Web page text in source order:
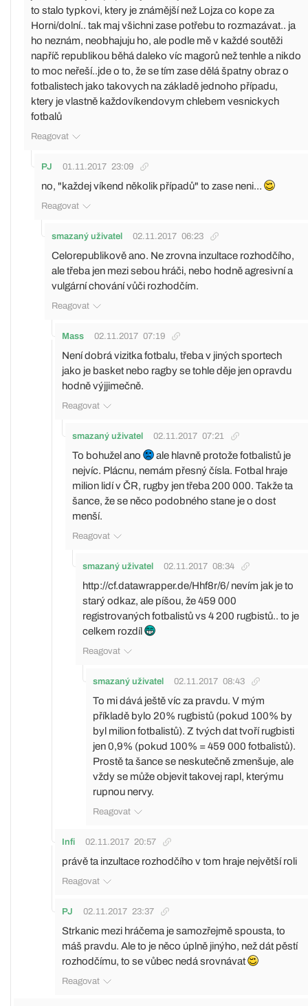
to stalo typkovi, ktery je známější než Lojza co kope za
Horni/dolní.. tak maj všichni zase potřebu to rozmazávat.. ja
ho neznám, neobhajuju ho, ale podle mě v každé soutěži
napříč republikou běhá daleko víc magorů než tenhle a nikdo
to moc neřeší..jde o to, že se tím zase dělá špatny obraz o
fotbalistech jako takovych na základě jednoho případu,
ktery je vlastně každovíkendovym chlebem vesnickych
fotbalů
Reagovat
PJ 01.11.2017 23:09
no, "každej víkend několik případů" to zase neni...
Reagovat
smazaný uživatel 02.11.2017 06:23
Celorepublikově ano. Ne zrovna inzultace rozhodčího,
ale třeba jen mezi sebou hráči, nebo hodně agresivní a
vulgární chování vůči rozhodčím.
Reagovat
Mass 02.11.2017 07:19
Není dobrá vizitka fotbalu, třeba v jiných sportech
jako je basket nebo ragby se tohle děje jen opravdu
hodně výjjimečně.
Reagovat
smazaný uživatel 02.11.2017 07:21
To bohužel ano
ale hlavně protože fotbalistů je
nejvíc. Plácnu, nemám přesný čísla. Fotbal hraje
milion lidí v ČR, rugby jen třeba 200 000. Takže ta
šance, že se něco podobného stane je o dost
menší.
Reagovat
smazaný uživatel 02.11.2017 08:34
http://cf.datawrapper.de/Hhf8r/6/nevím jak je to
starý odkaz, ale píšou, že 459 000
registrovaných fotbalistů vs 4 200 rugbistů.. to je
celkem rozdíl
Reagovat
smazaný uživatel 02.11.2017 08:43
To mi dává ještě víc za pravdu. V mým
příkladě bylo 20% rugbistů (pokud 100% by
byl milion fotbalistů). Z tvých dat tvoří rugbisti
jen 0,9% (pokud 100% = 459 000 fotbalistů).
Prostě ta šance se neskutečně zmenšuje, ale
vždy se může objevit takovej rapl, kterýmu
rupnou nervy.
Reagovat
Infi 02.11.2017 20:57
právě ta inzultace rozhodčího v tom hraje největší roli
Reagovat
PJ 02.11.2017 23:37
Strkanic mezi hráčema je samozřejmě spousta, to
máš pravdu. Ale to je něco úplně jinýho, než dát pěstí
rozhodčímu, to se vůbec nedá srovnávat
Reagovat